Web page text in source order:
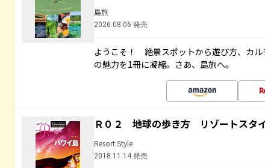
島旅
2026.08.06 発売
ようこそ！ 絶景スポットから遊び方、カ
の魅力を1冊に凝縮。さあ、島旅へ。
Ｒ０２ 地球の歩き方 リゾートスタ
Resort Style
2018.11.14 発売